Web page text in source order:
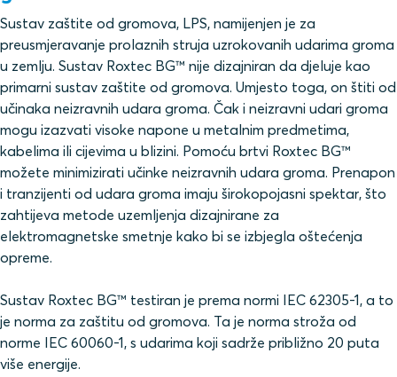
Sustav zaštite od gromova, LPS, namijenjen je za
preusmjeravanje prolaznih struja uzrokovanih udarima groma
u zemlju. Sustav Roxtec BG™ nije dizajniran da djeluje kao
primarni sustav zaštite od gromova. Umjesto toga, on štiti od
učinaka neizravnih udara groma. Čak i neizravni udari groma
mogu izazvati visoke napone u metalnim predmetima,
kabelima ili cijevima u blizini. Pomoću brtvi Roxtec BG™
možete minimizirati učinke neizravnih udara groma. Prenapon
i tranzijenti od udara groma imaju širokopojasni spektar, što
zahtijeva metode uzemljenja dizajnirane za
elektromagnetske smetnje kako bi se izbjegla oštećenja
opreme.
Sustav Roxtec BG™ testiran je prema normi IEC 62305-1, a to
je norma za zaštitu od gromova. Ta je norma stroža od
norme IEC 60060-1, s udarima koji sadrže približno 20 puta
više energije.